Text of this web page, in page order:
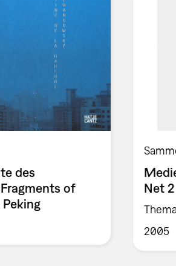
des
of
Net 2
2005